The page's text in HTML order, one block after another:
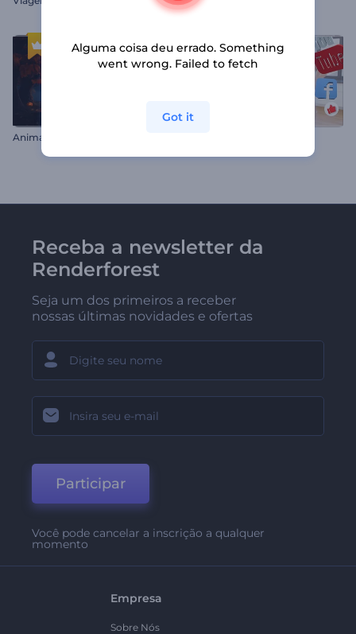
Receba a newsletter da
Renderforest
Seja um dos primeiros a receber
nossas últimas novidades e ofertas
Participar
Você pode cancelar a inscrição a qualquer
momento
Empresa
Sobre Nós
Alguma coisa deu errado. Something
went wrong. Failed to fetch
Got it